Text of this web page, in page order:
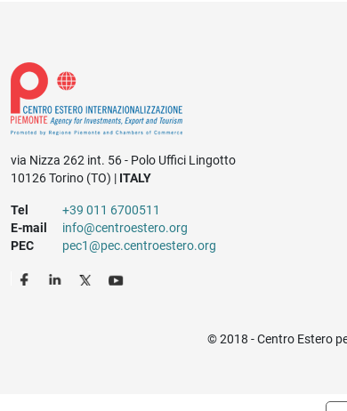
via Nizza 262 int. 56 - Polo Uffici Lingotto
10126 Torino (TO) | ITALY
Tel
+39 011 6700511
E-mail
info@centroestero.org
PEC
pec1@pec.centroestero.org
© 2018 - Centro Estero